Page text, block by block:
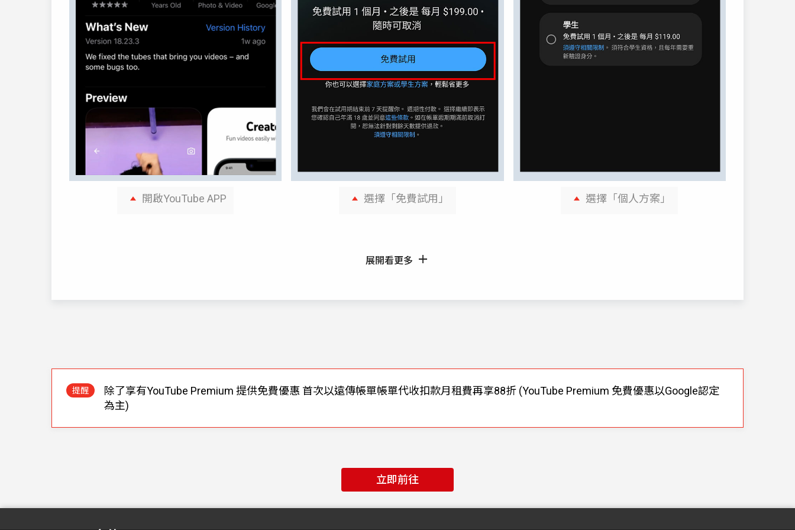
開啟YouTube APP 選擇「免費試用」 選擇「個人方案」
展開看更多
提醒
除了享有YouTube Premium 提供免費優惠 首次以遠傳帳單帳單代收扣款月租費再享88折 (YouTube Premium 免費優惠以Google認定
為主)
立即前往